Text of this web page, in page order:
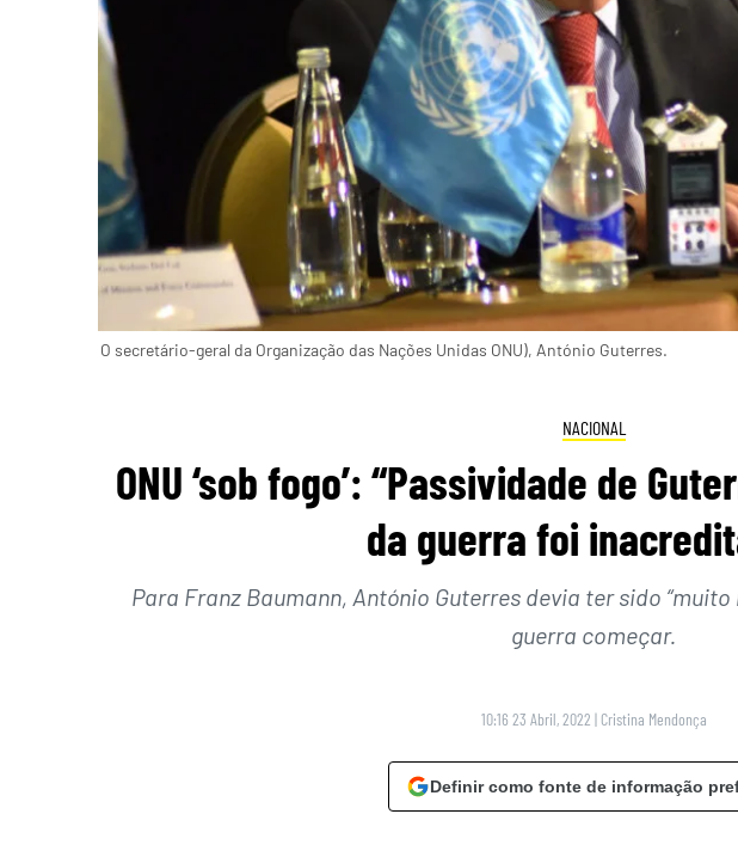
O secretário-geral da Organização das Nações Unidas ONU), António Guterres.
NACIONAL
ONU ‘sob fogo’: “Passividade de
da guerra foi
Para Franz Baumann, António Guterres devia ter sido
guerra começar.
10:16 23 Abril, 2022 | Cristina Mendonça
Definir como fonte de informação